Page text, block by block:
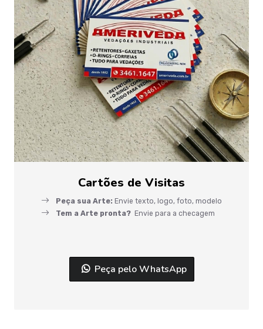
Cartões de Visitas
Peça sua Arte: Envie texto, logo, foto, modelo
Tem a Arte pronta? Envie para a checagem
Peça pelo WhatsApp